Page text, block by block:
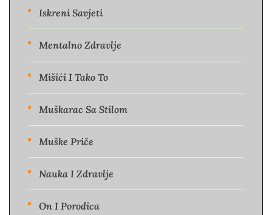
Iskreni Savjeti
Mentalno Zdravlje
Mišići I Tako To
Muškarac Sa Stilom
Muške Priče
Nauka I Zdravlje
On I Porodica